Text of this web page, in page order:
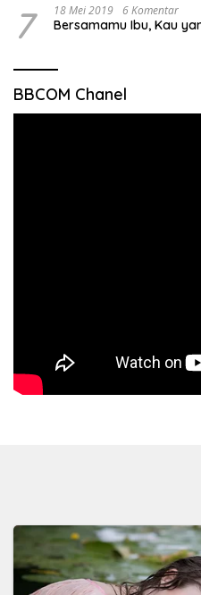
7 18 Mei 2019 6 Komentar
Bersamamu Ibu, Kau
BBCOM Chanel